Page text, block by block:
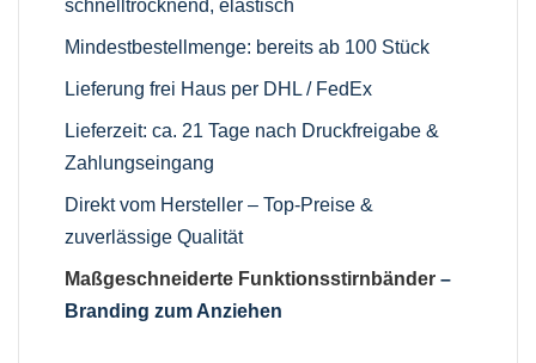
schnelltrocknend, elastisch
Mindestbestellmenge: bereits ab 100 Stück
Lieferung frei Haus per DHL / FedEx
Lieferzeit: ca. 21 Tage nach Druckfreigabe &
Zahlungseingang
Direkt vom Hersteller – Top-Preise &
zuverlässige Qualität
Maßgeschneiderte Funktionsstirnbänder –
Branding zum Anziehen